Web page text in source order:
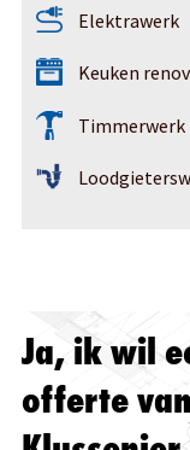
Elektrawerk
Keuken
Timmerwerk
Ja, ik wil
offerte van